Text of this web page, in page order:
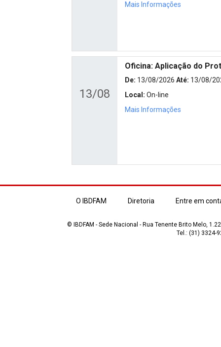
Mais Informações
13/08
Oficina: Aplicação do
De: 13/08/2026 Até: 13/08/
Local: On-line
Mais Informações
O IBDFAM Diretoria Entre em
© IBDFAM - Sede Nacional - Rua Tenente Brito Melo,
Tel.: (31) 3324-